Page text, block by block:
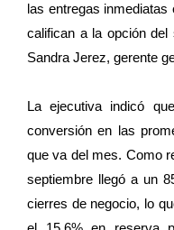
las entregas
califican a la opción del
Sandra Jerez, gerente
La ejecutiva indicó
conversión en las
que va del mes. Como
septiembre llegó a un
cierres de negocio, lo